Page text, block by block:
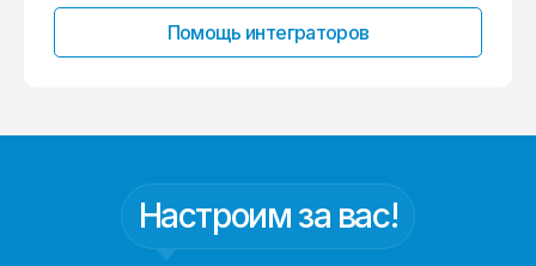
Помощь интеграторов
Настроим за вас!